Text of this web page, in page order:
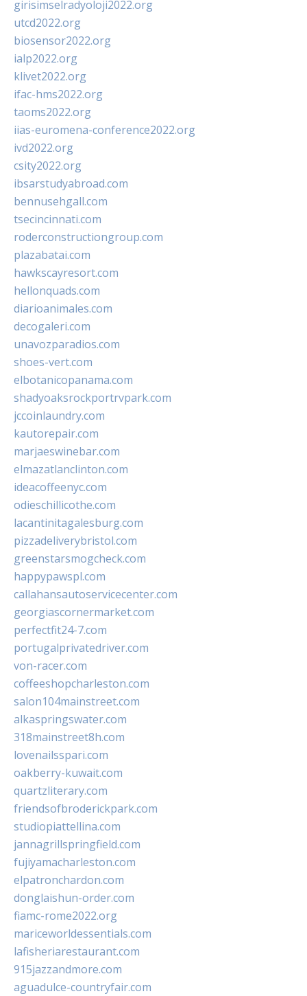
girisimselradyoloji2022.org
utcd2022.org
biosensor2022.org
ialp2022.org
klivet2022.org
ifac-hms2022.org
taoms2022.org
iias-euromena-conference2022.org
ivd2022.org
csity2022.org
ibsarstudyabroad.com
bennusehgall.com
tsecincinnati.com
roderconstructiongroup.com
plazabatai.com
hawkscayresort.com
hellonquads.com
diarioanimales.com
decogaleri.com
unavozparadios.com
shoes-vert.com
elbotanicopanama.com
shadyoaksrockportrvpark.com
jccoinlaundry.com
kautorepair.com
marjaeswinebar.com
elmazatlanclinton.com
ideacoffeenyc.com
odieschillicothe.com
lacantinitagalesburg.com
pizzadeliverybristol.com
greenstarsmogcheck.com
happypawspl.com
callahansautoservicecenter.com
georgiascornermarket.com
perfectfit24-7.com
portugalprivatedriver.com
von-racer.com
coffeeshopcharleston.com
salon104mainstreet.com
alkaspringswater.com
318mainstreet8h.com
lovenailsspari.com
oakberry-kuwait.com
quartzliterary.com
friendsofbroderickpark.com
studiopiattellina.com
jannagrillspringfield.com
fujiyamacharleston.com
elpatronchardon.com
donglaishun-order.com
fiamc-rome2022.org
mariceworldessentials.com
lafisheriarestaurant.com
915jazzandmore.com
aguadulce-countryfair.com